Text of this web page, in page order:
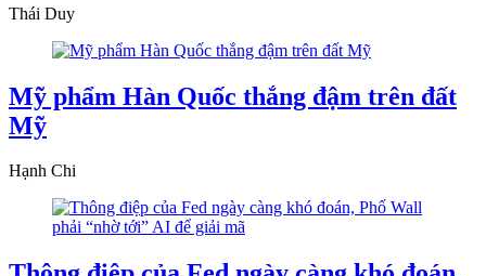
Thái Duy
Mỹ phẩm Hàn Quốc thắng đậm trên đất
Mỹ
Hạnh Chi